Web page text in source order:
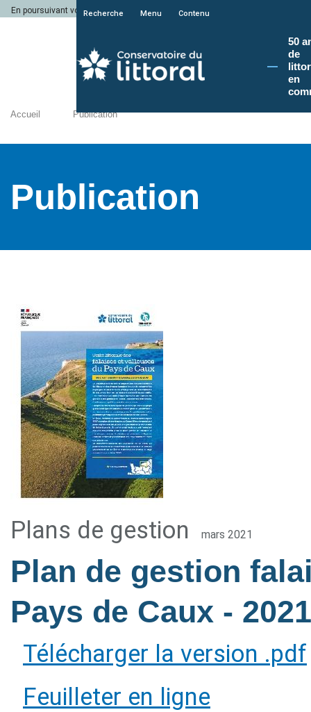
En poursuivant votre navigation sur le site du Conservatoire du littoral, vous
Recherche Menu Contenu
50
de
en
Accueil Publication
Publication
Plans de gestion mars 2021
Plan de gestion
Pays de Caux - 2021
Télécharger la version .pdf
Feuilleter en ligne